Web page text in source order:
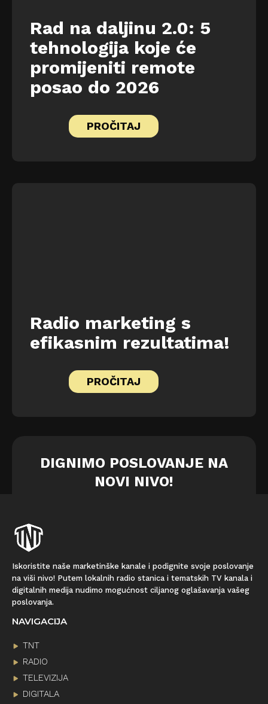
Rad na daljinu 2.0: 5
tehnologija koje će
promijeniti remote
posao do 2026
PROČITAJ
Radio marketing s
efikasnim rezultatima!
PROČITAJ
DIGNIMO POSLOVANJE NA
NOVI NIVO!
Iskoristite naše marketinške kanale i podignite svoje poslovanje
na viši nivo! Putem lokalnih radio stanica i tematskih TV kanala i
digitalnih medija nudimo mogućnost ciljanog oglašavanja vašeg
poslovanja.
NAVIGACIJA
TNT
RADIO
TELEVIZIJA
DIGITALA